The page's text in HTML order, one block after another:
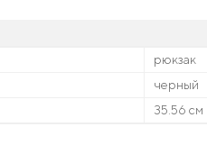
рюкзак
черный
35.56 см